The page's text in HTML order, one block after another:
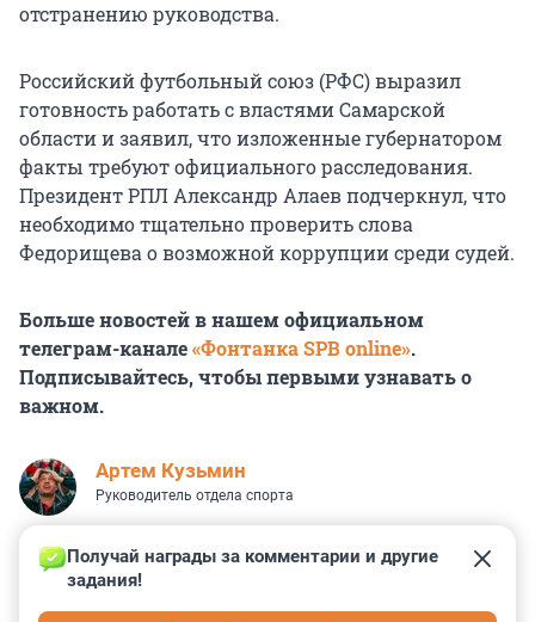
отстранению руководства.
Российский футбольный союз (РФС) выразил
готовность работать с властями Самарской
области и заявил, что изложенные губернатором
факты требуют официального расследования.
Президент РПЛ Александр Алаев подчеркнул, что
необходимо тщательно проверить слова
Федорищева о возможной коррупции среди судей.
Больше новостей в нашем официальном
телеграм-канале«Фонтанка SPB online».
Подписывайтесь, чтобы первыми узнавать о
важном.
Артем Кузьмин
Руководитель отдела спорта
Получай награды за комментарии и другие
задания!